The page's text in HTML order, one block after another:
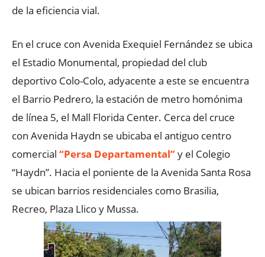
de la eficiencia vial.
En el cruce con Avenida Exequiel Fernández se ubica
el Estadio Monumental, propiedad del club
deportivo Colo-Colo, adyacente a este se encuentra
el Barrio Pedrero, la estación de metro homónima
de línea 5, el Mall Florida Center. Cerca del cruce
con Avenida Haydn se ubicaba el antiguo centro
comercial “Persa Departamental”y el Colegio
“Haydn”. Hacia el poniente de la Avenida Santa Rosa
se ubican barrios residenciales como Brasilia,
Recreo, Plaza Llico y Mussa.